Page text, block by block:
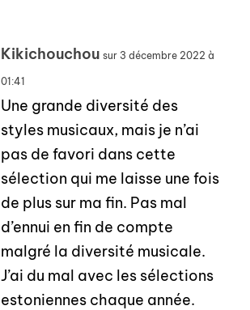
Kikichouchou sur 3 décembre 2022 à
01:41
Une grande diversité des
styles musicaux, mais je n’ai
pas de favori dans cette
sélection qui me laisse une fois
de plus sur ma fin. Pas mal
d’ennui en fin de compte
malgré la diversité musicale.
J’ai du mal avec les sélections
estoniennes chaque année.